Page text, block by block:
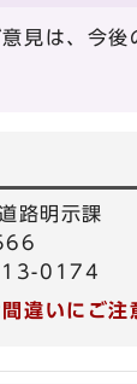
見は、今後
路明示課
0174
違いにご注